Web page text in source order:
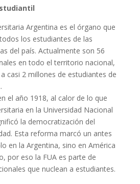
Argentina es el órgano que
los estudiantes de las
del país. Actualmente son 56
en todo el territorio nacional,
casi 2 millones de estudiantes de
el año 1918, al calor de lo que
en la Universidad Nacional
la democratización del
Esta reforma marcó un antes
en la Argentina, sino en América
por eso la FUA es parte de
que nuclean a estudiantes.